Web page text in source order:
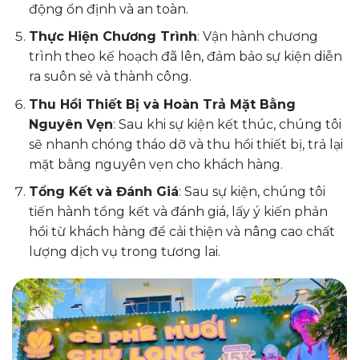
động ổn định và an toàn.
Thực Hiện Chương Trình: Vận hành chương
trình theo kế hoạch đã lên, đảm bảo sự kiện diễn
ra suôn sẻ và thành công.
Thu Hồi Thiết Bị và Hoàn Trả Mặt Bằng
Nguyên Vẹn: Sau khi sự kiện kết thúc, chúng tôi
sẽ nhanh chóng tháo dỡ và thu hồi thiết bị, trả lại
mặt bằng nguyên vẹn cho khách hàng.
Tổng Kết và Đánh Giá: Sau sự kiện, chúng tôi
tiến hành tổng kết và đánh giá, lấy ý kiến phản
hồi từ khách hàng để cải thiện và nâng cao chất
lượng dịch vụ trong tương lai.